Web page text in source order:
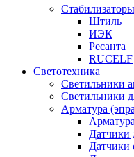
Стабилизаторы
Штиль
ИЭК
Ресанта
RUCELF
Светотехника
Светильники
Светильники
Арматура
Датчики
Датчики